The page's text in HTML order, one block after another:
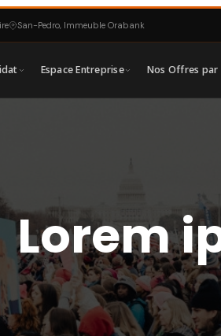
San-Pedro, Immeuble Orabank
d’ONGs, d’Associations,
Coopératives, GIE, faîtières,
syndicats, la Représentation &
Domiciliation etc
CREAD
L’Ingénierie financière, Gestion
Comptable & Financière de
projets
Espace Entreprise Nos Offres par
ACFSJ
IDANTIC
Lorem